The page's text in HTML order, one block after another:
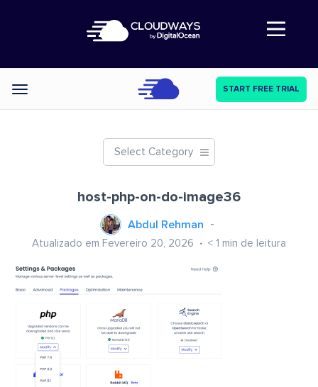
Abre a navegação
Categories START FREE TRIAL
Select Category
host-php-on-do-image36
Abdul Rehman
Atualizado em Fevereiro 20, 2026 < 1 min de leitura